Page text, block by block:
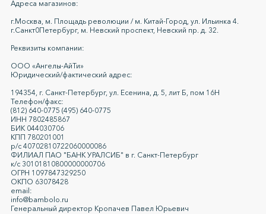
Адреса магазинов:
г.Москва, м. Площадь революции / м. Китай-Город, ул. Ильинка 4.
г.Санкт0Петербург, м. Невский проспект, Невский пр. д. 32.
Реквизиты компании:
ООО «Ангелы-АйТи»
Юридический/фактический адрес:
194354, г. Санкт-Петербург, ул. Есенина, д. 5, лит Б, пом 16Н
Телефон/факс:
(812) 640-0775 (495) 640-0775
ИНН 7802485867
БИК 044030706
КПП 780201001
р/с 40702810722060000086
ФИЛИАЛ ПАО "БАНК УРАЛСИБ" в г. Санкт-Петербург
к/c 30101810800000000706
ОГРН 1097847329250
ОКПО 63078428
email:
info@bambolo.ru
Генеральный директор Кропачев Павел Юрьевич